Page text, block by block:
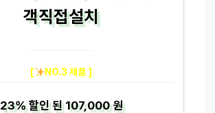
객직접설치
[ NO.3 제품 ]
23%할인 된107,000 원